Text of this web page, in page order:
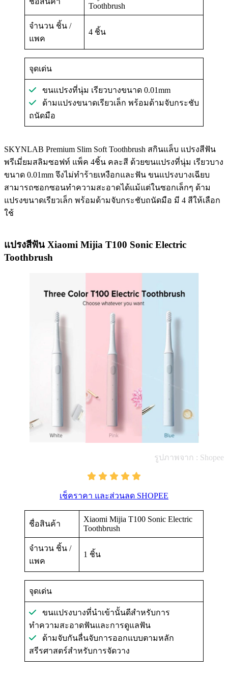
Toothbrush
จำนวน ชิ้น /
แพค
4 ชิ้น
จุดเด่น
ขนแปรงที่นุ่ม เรียวบางขนาด 0.01mm
ด้ามแปรงขนาดเรียวเล็ก พร้อมด้ามจับกระชับ
ถนัดมือ
SKYNLAB Premium Slim Soft Toothbrush สกินแล็บ แปรงสีฟัน
พรีเมี่ยมสลิมซอฟท์ แพ็ค 4ชิ้น คละสี ด้วยขนแปรงที่นุ่ม เรียวบาง
ขนาด 0.01mm จึงไม่ทำร้ายเหงือกและฟัน ขนแปรงบางเฉียบ
สามารถซอกซอนทำความสะอาดได้แม้แต่ในซอกเล็กๆ ด้าม
แปรงขนาดเรียวเล็ก พร้อมด้ามจับกระชับถนัดมือ มี 4 สีให้เลือก
ใช้
แปรงสีฟัน Xiaomi Mijia T100 Sonic Electric
Toothbrush
รูปภาพจาก : Shopee
เช็คราคา และส่วนลด SHOPEE
ชื่อสินค้า
Xiaomi Mijia T100 Sonic Electric
Toothbrush
จำนวน ชิ้น /
แพค
1 ชิ้น
จุดเด่น
ขนแปรงบางที่นำเข้านั้นดีสำหรับการ
ทำความสะอาดฟันและการดูแลฟัน
ด้ามจับกันลื่นจับการออกแบบตามหลัก
สรีรศาสตร์สำหรับการจัดวาง